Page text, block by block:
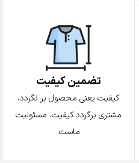
تضمین کیفیت
کیفیت یعنی محصول بر نگردد،
مشتری برگردد.کیفیت، مسئولیت
ماست.